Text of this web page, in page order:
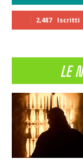
2,487 Iscritti
LE